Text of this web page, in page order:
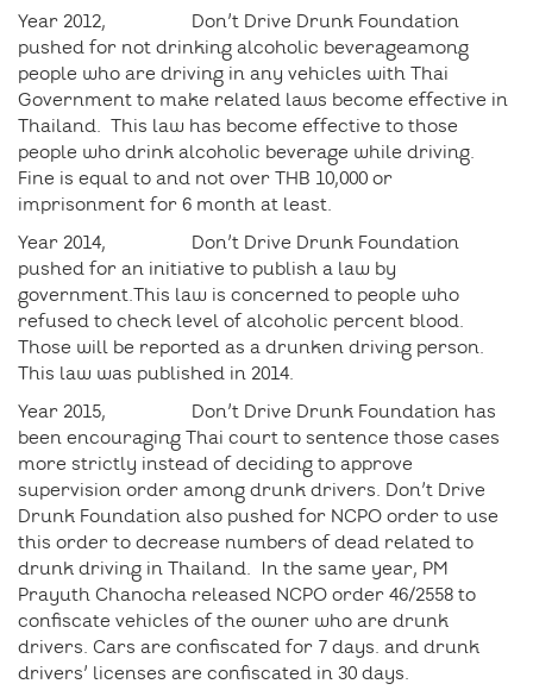
Year 2012, Don’t Drive Drunk Foundation
pushed for not drinking alcoholic beverageamong
people who are driving in any vehicles with Thai
Government to make related laws become effective in
Thailand. This law has become effective to those
people who drink alcoholic beverage while driving.
Fine is equal to and not over THB 10,000 or
imprisonment for 6 month at least.
Year 2014, Don’t Drive Drunk Foundation
pushed for an initiative to publish a law by
government.This law is concerned to people who
refused to check level of alcoholic percent blood.
Those will be reported as a drunken driving person.
This law was published in 2014.
Year 2015, Don’t Drive Drunk Foundation has
been encouraging Thai court to sentence those cases
more strictly instead of deciding to approve
supervision order among drunk drivers. Don’t Drive
Drunk Foundation also pushed for NCPO order to use
this order to decrease numbers of dead related to
drunk driving in Thailand. In the same year, PM
Prayuth Chanocha released NCPO order 46/2558 to
confiscate vehicles of the owner who are drunk
drivers. Cars are confiscated for 7 days. and drunk
drivers’ licenses are confiscated in 30 days.